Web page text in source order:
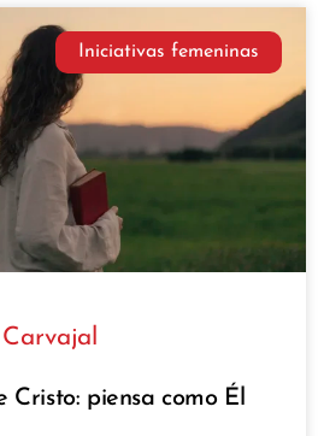
Iniciativas femeninas
Cristo: piensa como Él